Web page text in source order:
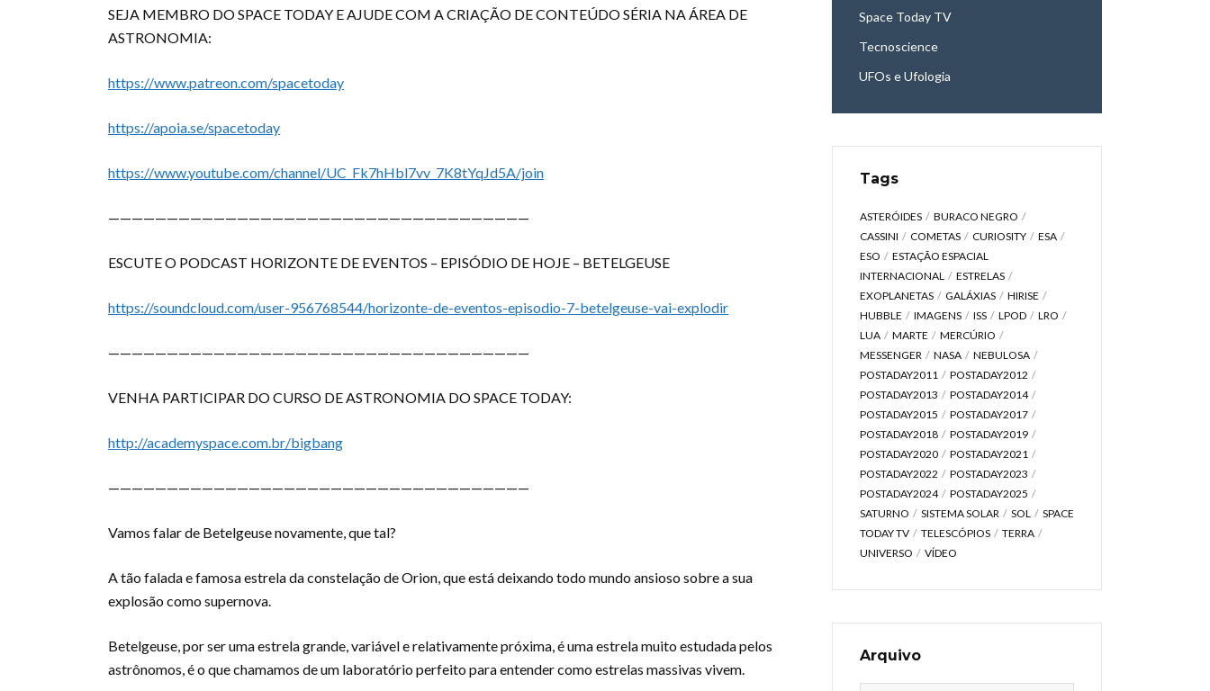
SEJA MEMBRO DO SPACE TODAY EAJUDE COM A CRIAÇÃO DE CONTEÚDO SÉRIA NA ÁREA DE
ASTRONOMIA:
https://www.patreon.com/spacetoday
https://apoia.se/spacetoday
https://www.youtube.com/channel/UC_Fk7hHbl7vv_7K8tYqJd5A/join
————————————————————————————————————
ESCUTE O PODCAST HORIZONTE DE EVENTOS – EPISÓDIO DE HOJE – BETELGEUSE
https://soundcloud.com/user-956768544/horizonte-de-eventos-episodio-7-betelgeuse-vai-explodir
————————————————————————————————————
VENHA PARTICIPAR DO CURSO DE ASTRONOMIA DO SPACE TODAY:
http://academyspace.com.br/bigbang
————————————————————————————————————
Vamos falar de Betelgeuse novamente, que tal?
A tão falada e famosa estrela da constelação de Orion, que está deixando todo mundo ansioso sobre a sua
explosão como supernova.
Betelgeuse, por ser uma estrela grande, variável e relativamente próxima, é uma estrela muito estudada pelos
astrônomos, é o que chamamos de um laboratório perfeito para entender como estrelas massivas vivem.
Space Today TV
Tecnoscience
UFOs e Ufologia
Tags
ASTERÓIDES
BURACO NEGRO
CASSINI
COMETAS CURIOSITY
ESA
ESO
ESTAÇÃO ESPACIAL
INTERNACIONAL
ESTRELAS
EXOPLANETAS
GALÁXIAS
HIRISE
HUBBLE
IMAGENS ISS LPOD
LRO
LUA
MARTE
MERCÚRIO
MESSENGER
NASA
NEBULOSA
POSTADAY2011
POSTADAY2012
POSTADAY2013
POSTADAY2014
POSTADAY2015
POSTADAY2017
POSTADAY2018
POSTADAY2019
POSTADAY2020
POSTADAY2021
POSTADAY2022
POSTADAY2023
POSTADAY2024
POSTADAY2025
SATURNO
SISTEMA SOLAR SOL
SPACE
TODAY TV
TELESCÓPIOS
TERRA
UNIVERSO
VÍDEO
Arquivo